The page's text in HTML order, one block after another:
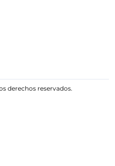
derechos reservados.